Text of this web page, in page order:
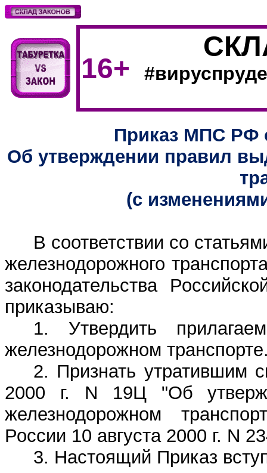
16+ #
Приказ МПС РФ
Об утверждении правил
(с
В соответствии со
железнодорожного
законодательства
приказываю:
1. Утвердить
железнодорожном
2. Признать утратившим
2000 г. N 19Ц "Об
железнодорожном
России 10 августа 2000 г. N
3. Настоящий Приказ